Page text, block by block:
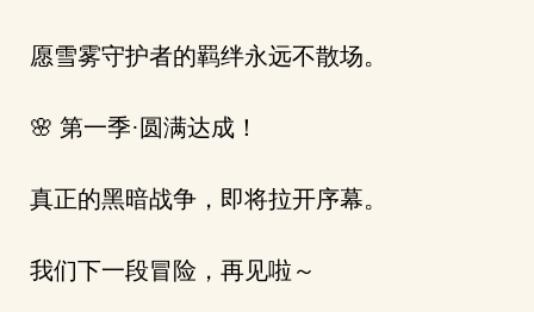
愿雪雾守护者的羁绊永远不散场。
🌸 第一季·圆满达成！
真正的黑暗战争，即将拉开序幕。
我们下一段冒险，再见啦～